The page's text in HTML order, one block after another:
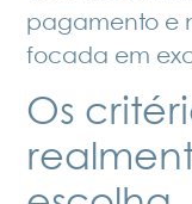
pagamento e
focada em
Os